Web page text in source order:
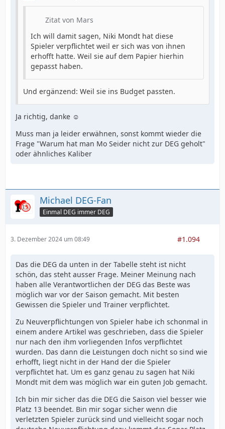
Zitat von Mars
Ich will damit sagen, Niki Mondt hat diese
Spieler verpflichtet weil er sich was von ihnen
erhofft hatte. Weil sie auf dem Papier hierhin
gepasst haben.
Und ergänzend: Weil sie ins Budget passten.
Ja richtig, danke ☺️
Muss man ja leider erwähnen, sonst kommt wieder die
Frage "Warum hat man Mo Seider nicht zur DEG geholt"
oder ähnliches Kaliber
Michael DEG-Fan
Einmal DEG immer DEG
3. Dezember 2024 um 08:49 #1.094
Das die DEG da unten in der Tabelle steht ist nicht
schön, das steht ausser Frage. Meiner Meinung nach
haben alle Verantwortlichen der DEG das Beste was
möglich war vor der Saison gemacht. Mit besten
Gewissen die Spieler und Trainer verpflichtet.
Zu Neuverpflichtungen von Spieler habe ich schonmal in
einem andere Artikel was geschrieben, dass die Spieler
nur nach den ihm vorliegenden Infos verpflichtet
wurden. Das dann die Leistungen doch nicht so sind wie
erhofft, liegt nicht in der Hand der die Spieler
verpflichtet hat. Um es ganz genau zu sagen hat Niki
Mondt mit dem was möglich war ein guten Job gemacht.
Ich bin mir sicher das die DEG die Saison viel besser wie
Platz 13 beendet. Bin mir sogar sicher wenn die
verletzten Spieler zurück sind und vielleicht sogar noch